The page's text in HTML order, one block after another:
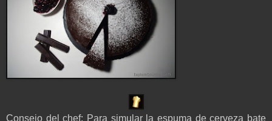
Consejo del chef: Para simular la espuma de cerveza bate